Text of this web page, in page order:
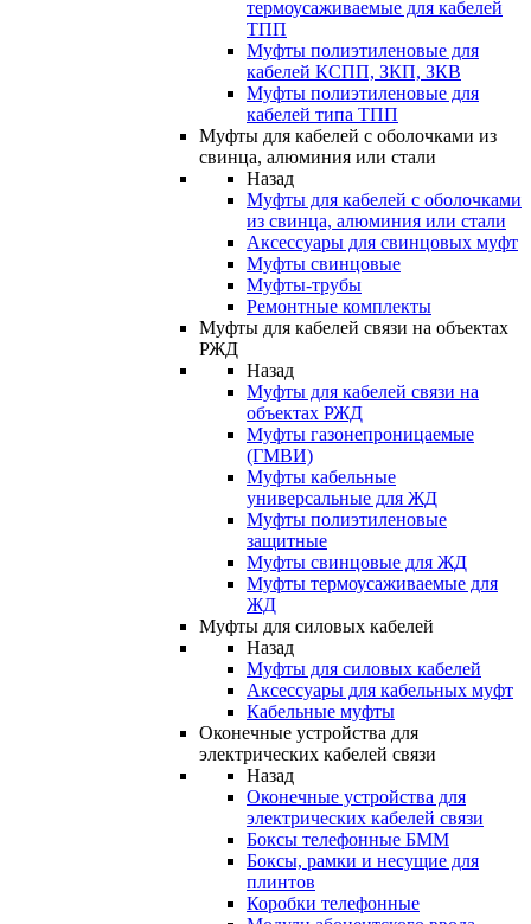
термоусаживаемые для кабелей
ТПП
Муфты полиэтиленовые для
кабелей КСПП, ЗКП, ЗКВ
Муфты полиэтиленовые для
кабелей типа ТПП
Муфты для кабелей с оболочками из
свинца, алюминия или стали
Назад
Муфты для кабелей с оболочками
из свинца, алюминия или стали
Аксессуары для свинцовых муфт
Муфты свинцовые
Муфты-трубы
Ремонтные комплекты
Муфты для кабелей связи на объектах
РЖД
Назад
Муфты для кабелей связи на
объектах РЖД
Муфты газонепроницаемые
(ГМВИ)
Муфты кабельные
универсальные для ЖД
Муфты полиэтиленовые
защитные
Муфты свинцовые для ЖД
Муфты термоусаживаемые для
ЖД
Муфты для силовых кабелей
Назад
Муфты для силовых кабелей
Аксессуары для кабельных муфт
Кабельные муфты
Оконечные устройства для
электрических кабелей связи
Назад
Оконечные устройства для
электрических кабелей связи
Боксы телефонные БММ
Боксы, рамки и несущие для
плинтов
Коробки телефонные